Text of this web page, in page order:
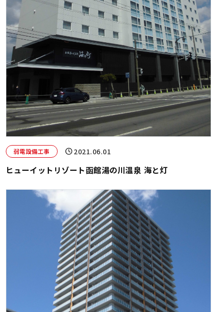
弱電設備工事 2021.06.01
ヒューイットリゾート函館湯の川温泉 海と灯